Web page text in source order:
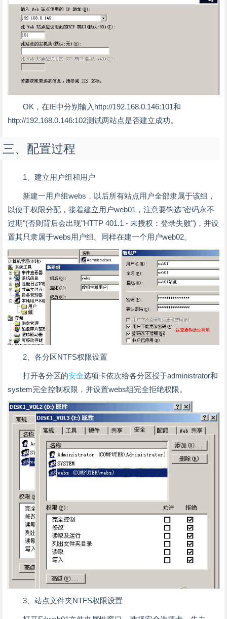
OK，在IE中分别输入http://192.168.0.146:101和
http://192.168.0.146:102测试两站点是否建立成功。
三、配置过程
1、建立用户组和用户
新建一用户组webs，以后所有站点用户全部隶属于该组，
以便于权限分配，接着建立用户web01，注意要钩选"密码永不
过期"(否则背后会出现"HTTP 401.1 - 未授权：登录失败")，并设
置其只隶属于webs用户组。同样在建一个用户web02。
2、各分区NTFS权限设置
打开各分区的安全选项卡依次给各分区授于administrator和
system完全控制权限，并设置webs组完全拒绝权限。
3、站点文件夹NTFS权限设置